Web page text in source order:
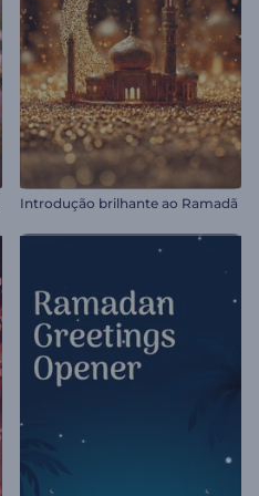
Introdução brilhante ao Ramadã